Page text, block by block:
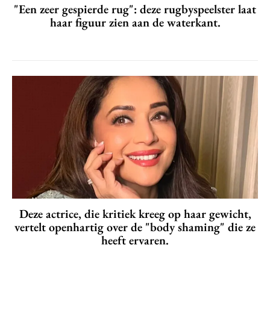
"Een zeer gespierde rug": deze rugbyspeelster laat
haar figuur zien aan de waterkant.
Deze actrice, die kritiek kreeg op haar gewicht,
vertelt openhartig over de "body shaming" die ze
heeft ervaren.